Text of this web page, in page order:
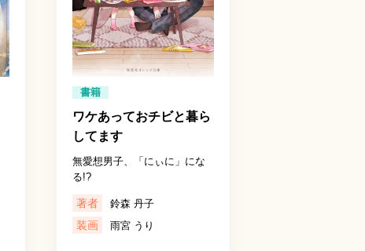
書籍
ワケあっておチビと暮ら
してます
無愛想男子、「にぃに」にな
る!?
著者 鈴森 丹子
装画 雨宮 うり